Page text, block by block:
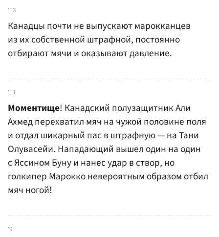
'13
Канадцы почти не выпускают марокканцев
из их собственной штрафной, постоянно
отбирают мячи и оказывают давление.
'11
Моментище! Канадский полузащитник Али
Ахмед перехватил мяч на чужой половине поля
и отдал шикарный пас в штрафную — на Тани
Олувасейи. Нападающий вышел один на один
с Яссином Буну и нанес удар в створ, но
голкипер Марокко невероятным образом отбил
мяч ногой!
'9